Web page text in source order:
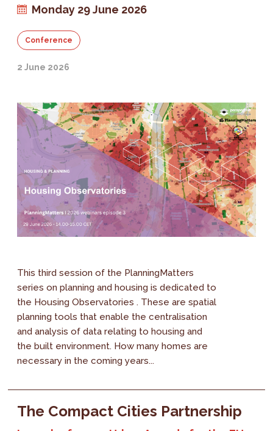
Monday 29 June 2026
Conference
2 June 2026
This third session of the PlanningMatters
series on planning and housing is dedicated to
the Housing Observatories . These are spatial
planning tools that enable the centralisation
and analysis of data relating to housing and
the built environment. How many homes are
necessary in the coming years...
The Compact Cities Partnership